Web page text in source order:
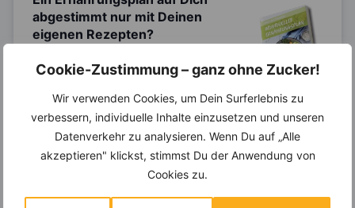
Cookie-Zustimmung – ganz ohne Zucker!
Wir verwenden Cookies, um Dein Surferlebnis zu
verbessern, individuelle Inhalte einzusetzen und unseren
Datenverkehr zu analysieren. Wenn Du auf „Alle
akzeptieren" klickst, stimmst Du der Anwendung von
Cookies zu.
abgestimmt nur mit Deinen
eigenen Rezepten?
Erstelle Dir Deinen eigenen, individuellen
Ernährungsplan nur mit Deinen
Know-Hows voninvikoo.
14.000 Rezepte, autom.